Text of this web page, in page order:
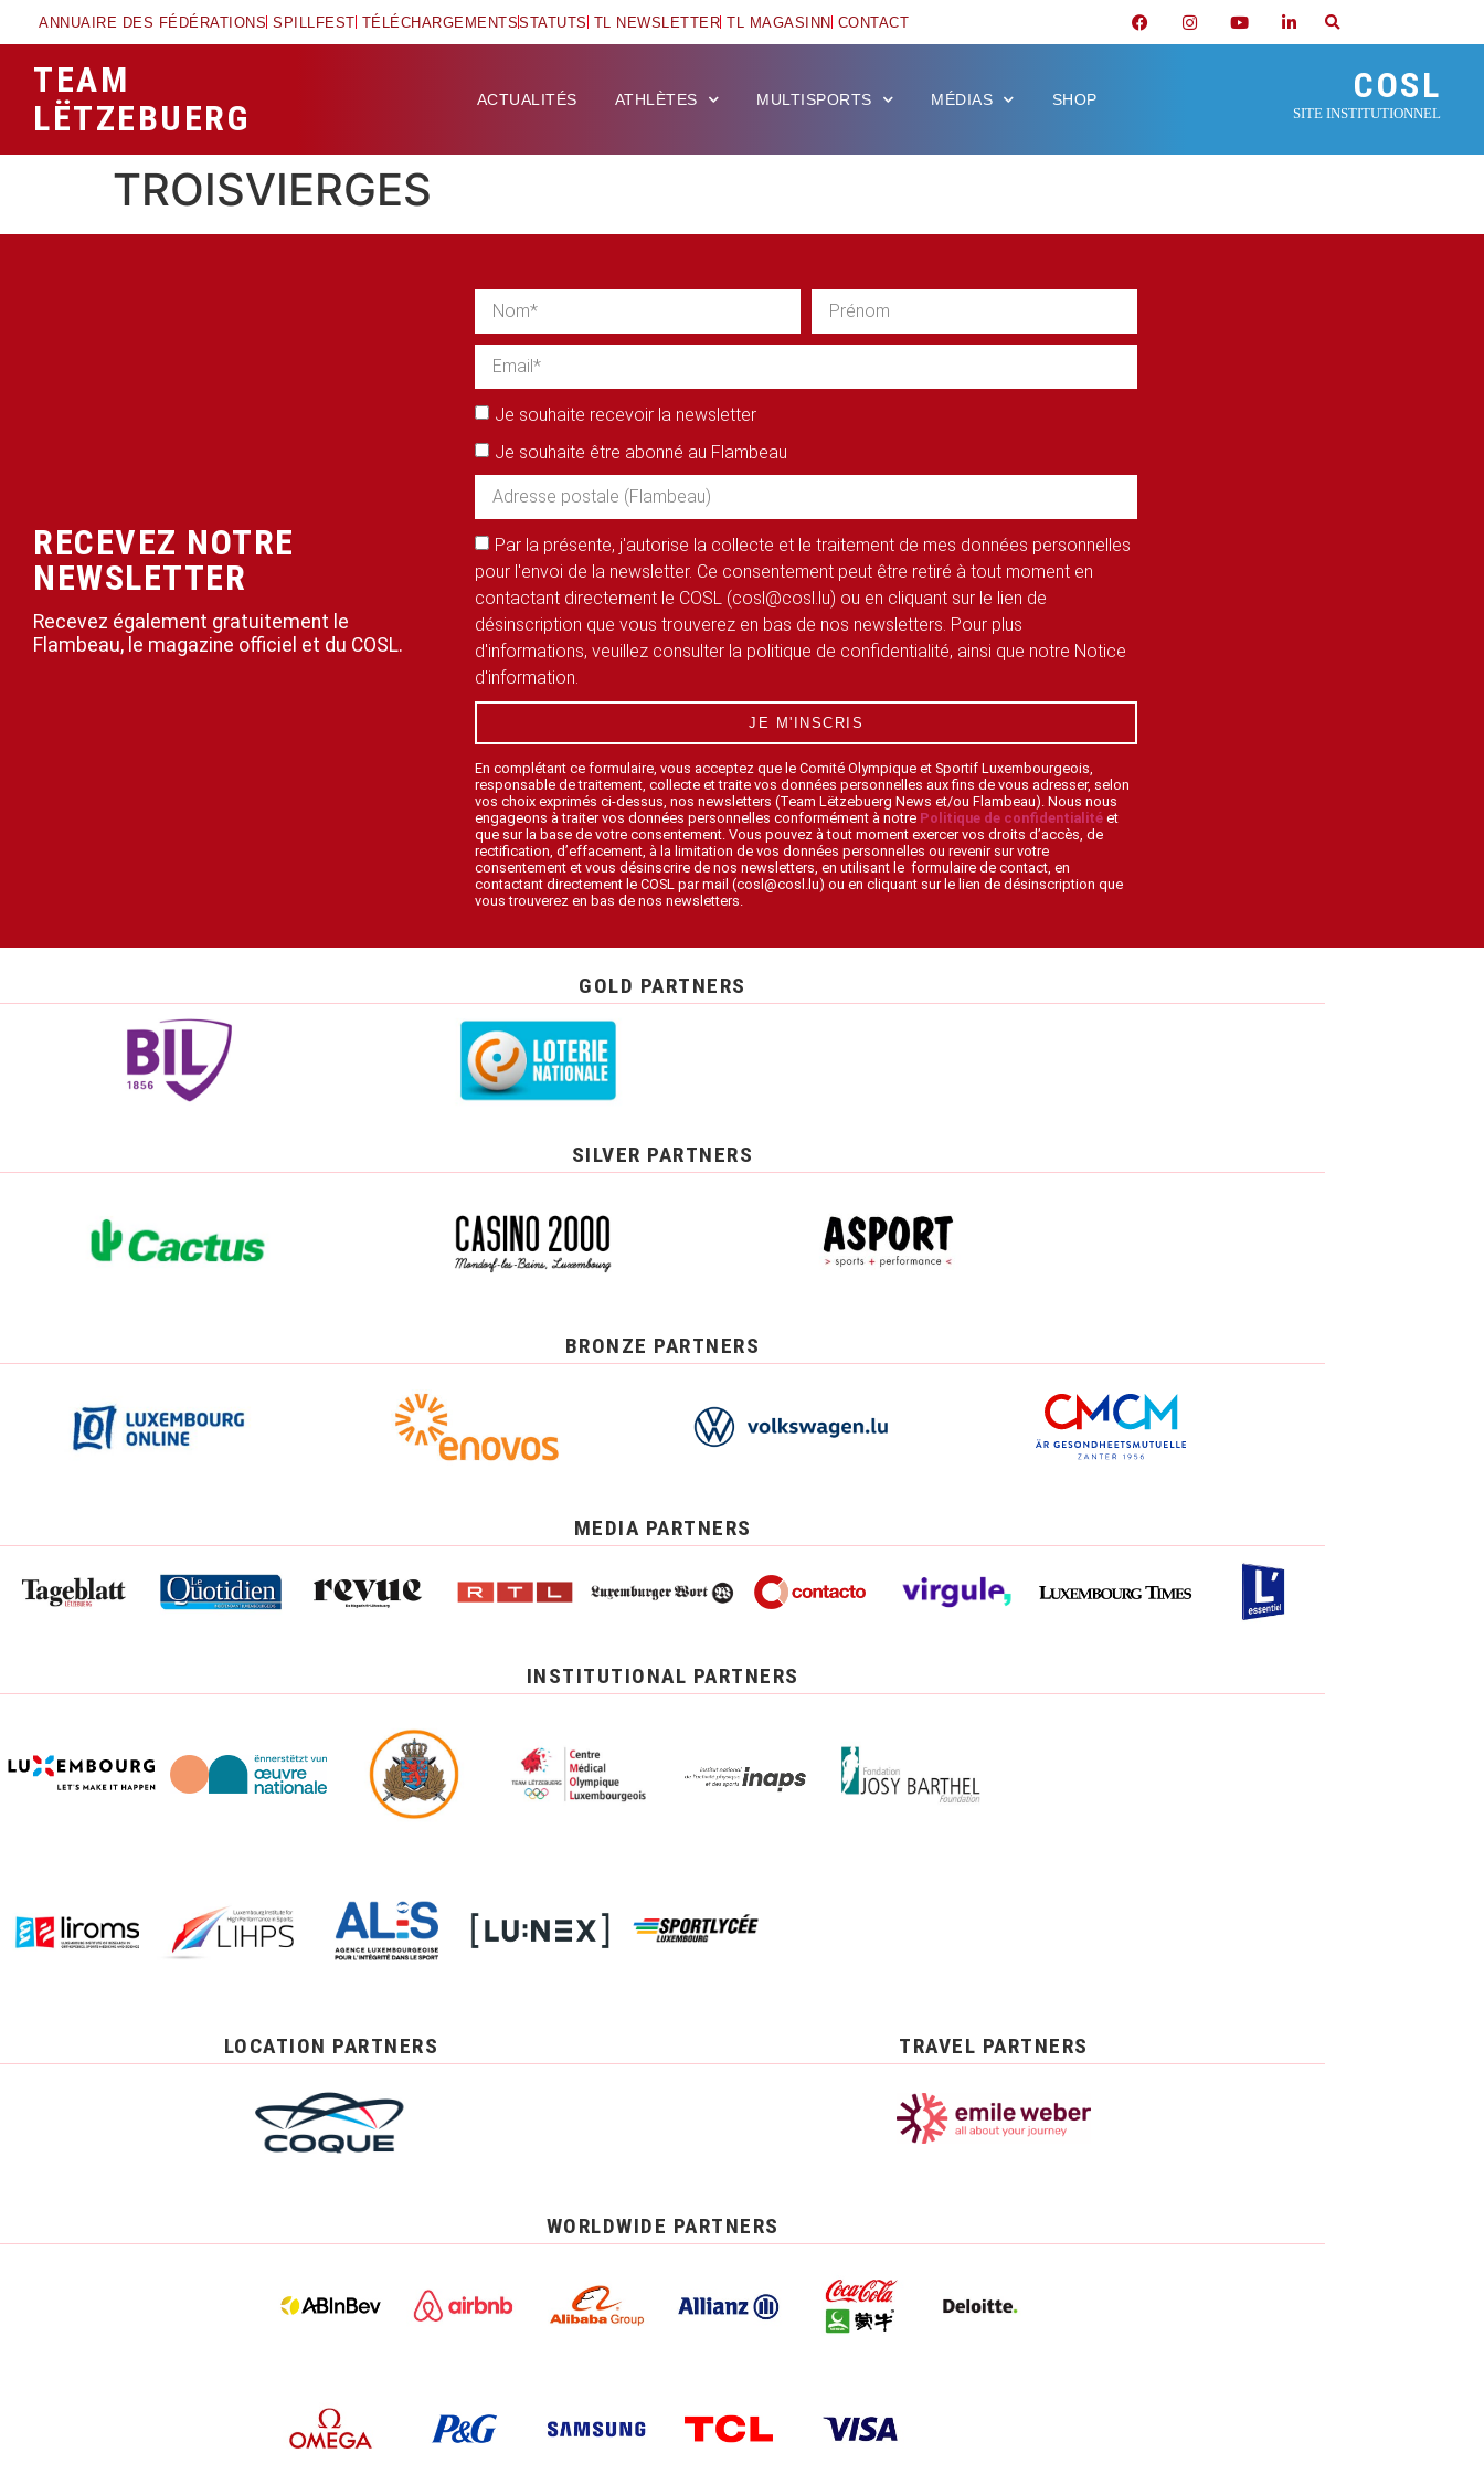
ANNUAIRE DES FÉDÉRATIONS SPILLFEST TÉLÉCHARGEMENTSSTATUTS TL NEWSLETTER TL MAGASINN CONTACT
TEAM
LËTZEBUERG
ACTUALITÉS ATHLÈTES MULTISPORTS MÉDIAS SHOP COSL
SITE INSTITUTIONNEL
TROISVIERGES
RECEVEZ NOTRE
NEWSLETTER
Recevez également gratuitement le
Flambeau, le magazine officiel et du COSL.
Je souhaite recevoir la newsletter
Je souhaite être abonné au Flambeau
Par la présente, j'autorise la collecte et le traitement de mes données personnelles
pour l'envoi de la newsletter. Ce consentement peut être retiré à tout moment en
contactant directement le COSL (cosl@cosl.lu) ou en cliquant sur le lien de
désinscription que vous trouverez en bas de nos newsletters. Pour plus
d'informations, veuillez consulter la politique de confidentialité, ainsi que notre Notice
d'information.
JE M'INSCRIS
En complétant ce formulaire, vous acceptez que le Comité Olympique et Sportif Luxembourgeois,
responsable de traitement, collecte et traite vos données personnelles aux fins de vous adresser, selon
vos choix exprimés ci-dessus, nos newsletters (Team Lëtzebuerg News et/ou Flambeau). Nous nous
engageons à traiter vos données personnelles conformément à notre Politique de confidentialité et
que sur la base de votre consentement. Vous pouvez à tout moment exercer vos droits d’accès, de
rectification, d’effacement, à la limitation de vos données personnelles ou revenir sur votre
consentement et vous désinscrire de nos newsletters, en utilisant le formulaire de contact, en
contactant directement le COSL par mail (cosl@cosl.lu) ou en cliquant sur le lien de désinscription que
vous trouverez en bas de nos newsletters.
GOLD PARTNERS
SILVER PARTNERS
BRONZE PARTNERS
MEDIA PARTNERS
INSTITUTIONAL PARTNERS
LOCATION PARTNERS TRAVEL PARTNERS
WORLDWIDE PARTNERS